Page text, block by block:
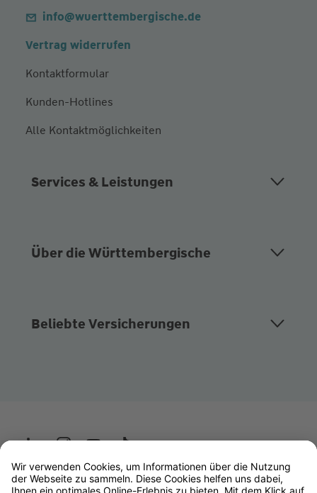
info@wuerttembergische.de
Vertrag widerrufen
Kontaktformular
Kunden-Hotlines
Alle Kontaktmöglichkeiten
Services & Leistungen
Über die Württembergische
Beliebte Versicherungen
Wüstenrot